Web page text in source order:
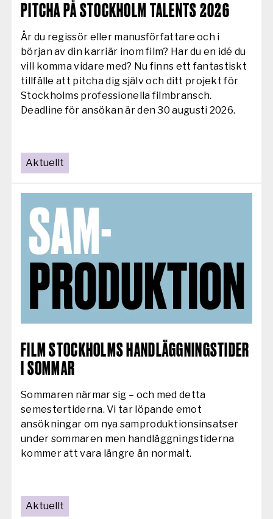
AKTUELLT:
PITCHA PÅ STOCKHOLM TALENTS 2026
Är du regissör eller manusförfattare och i
början av din karriär inom film? Har du en idé du
vill komma vidare med? Nu finns ett fantastiskt
tillfälle att pitcha dig själv och ditt projekt för
Stockholms professionella filmbransch.
Deadline för ansökan är den 30 augusti 2026.
Aktuellt
AKTUELLT:
FILM STOCKHOLMS HANDLÄGGNINGSTIDER
I SOMMAR
Sommaren närmar sig – och med detta
semestertiderna. Vi tar löpande emot
ansökningar om nya samproduktionsinsatser
under sommaren men handläggningstiderna
kommer att vara längre än normalt.
Aktuellt